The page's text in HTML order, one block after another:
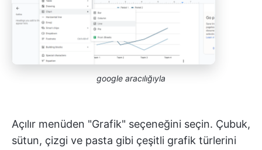
google aracılığıyla
Açılır menüden "Grafik" seçeneğini seçin. Çubuk,
sütun, çizgi ve pasta gibi çeşitli grafik türlerini